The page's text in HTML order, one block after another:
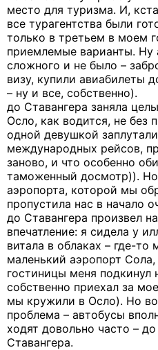
место для туризма. И,
все турагентства были
только в третьем в моем
приемлемые варианты. Ну
сложного и не было –
визу, купили авиабилеты
– ну и все, собственно).
до Ставангера заняла
Осло, как водится, не
одной девушкой
международных рейсов,
заново, и что особенно
таможенный досмотр)).
аэропорта, которой мы
пропустила нас в начало
до Ставангера произвел
впечатление: я сидела у
витала в облаках – где-
маленький аэропорт
гостиницы меня подкинул
собственно приехал за
мы кружили в Осло). Но
проблема – автобусы
ходят довольно часто –
Ставангера.